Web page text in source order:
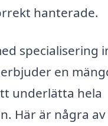
hanterade.
specialisering
en
underlätta hela
Här är några av